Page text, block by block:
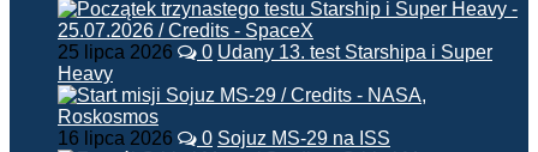
25 lipca 2026 0 Udany 13. test Starshipa i Super
Heavy
16 lipca 2026 0 Sojuz MS-29 na ISS